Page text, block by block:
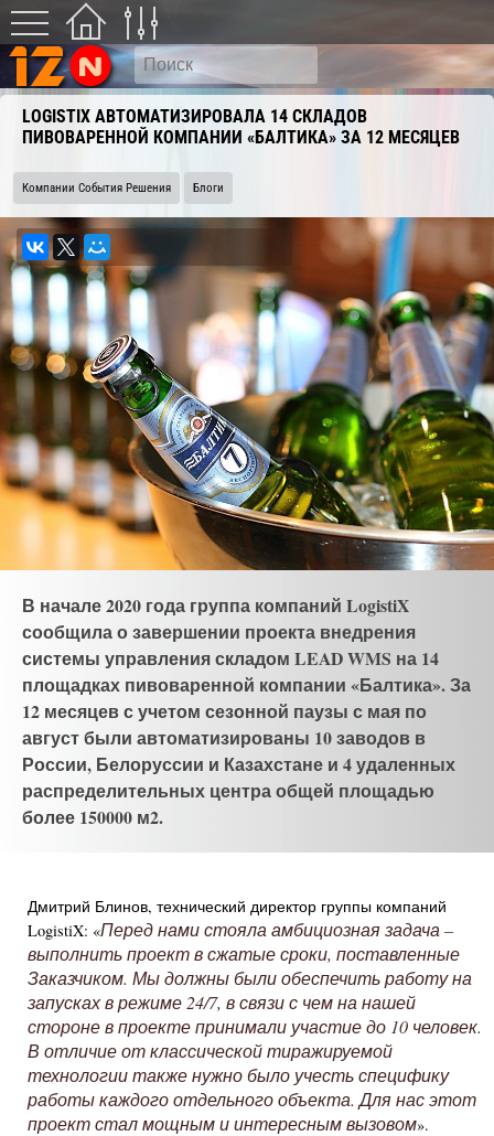
LOGISTIX АВТОМАТИЗИРОВАЛА 14 СКЛАДОВ
ПИВОВАРЕННОЙ КОМПАНИИ «БАЛТИКА» ЗА 12 МЕСЯЦЕВ
Компании События Решения Блоги
В начале 2020 года группа компаний LogistiX
сообщила о завершении проекта внедрения
системы управления складом LEAD WMS на 14
площадках пивоваренной компании «Балтика». За
12 месяцев с учетом сезонной паузы с мая по
август были автоматизированы 10 заводов в
России, Белоруссии и Казахстане и 4 удаленных
распределительных центра общей площадью
более 150000 м2.
Дмитрий Блинов, технический директор группы компаний
LogistiX: «Перед нами стояла амбициозная задача –
выполнить проект в сжатые сроки, поставленные
Заказчиком. Мы должны были обеспечить работу на
запусках в режиме 24/7, в связи с чем на нашей
стороне в проекте принимали участие до 10 человек.
В отличие от классической тиражируемой
технологии также нужно было учесть специфику
работы каждого отдельного объекта. Для нас этот
проект стал мощным и интересным вызовом».